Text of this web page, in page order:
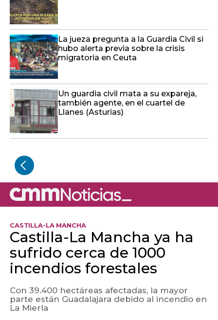
La jueza pregunta a la Guardia Civil si
hubo alerta previa sobre la crisis
migratoria en Ceuta
Un guardia civil mata a su expareja,
también agente, en el cuartel de
Llanes (Asturias)
CASTILLA-LA MANCHA
Castilla-La Mancha ya ha
sufrido cerca de 1000
incendios forestales
Con 39.400 hectáreas afectadas, la mayor
parte están Guadalajara debido al incendio en
La Mierla